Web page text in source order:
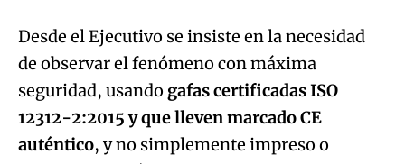
Desde el Ejecutivo se insiste en la necesidad
de observar el fenómeno con máxima
seguridad, usando gafas certificadas ISO
12312-2:2015 y que lleven marcado CE
auténtico, y no simplemente impreso o